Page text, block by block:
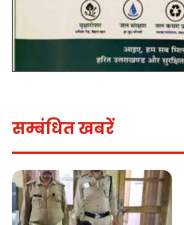
सम्बंधित खबरें